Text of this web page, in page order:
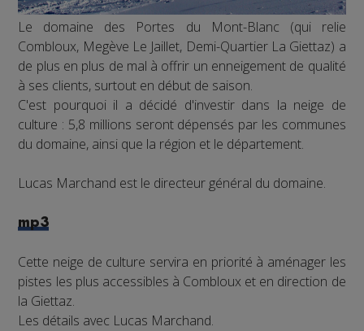
Le domaine des Portes du Mont-Blanc (qui relie
Combloux, Megève Le Jaillet, Demi-Quartier La Giettaz) a
de plus en plus de mal à offrir un enneigement de qualité
à ses clients, surtout en début de saison.
C'est pourquoi il a décidé d'investir dans la neige de
culture : 5,8 millions seront dépensés par les communes
du domaine, ainsi que la région et le département.
Lucas Marchand est le directeur général du domaine.
mp3
Cette neige de culture servira en priorité à aménager les
pistes les plus accessibles à Combloux et en direction de
la Giettaz.
Les détails avec Lucas Marchand.